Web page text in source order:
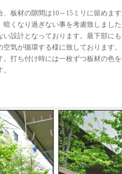
板材の隙間は10～15ミリに留めま
暗くなり過ぎない事を考慮致しまし
い設計となっております。最下部に
気が循環する様に致しております。
打ち付け時には一枚ずつ板材の色